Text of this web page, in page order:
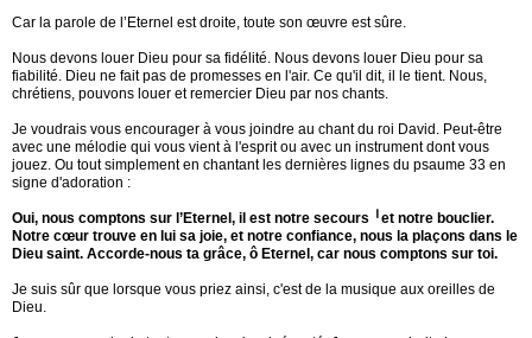
Car la parole de l’Eternel est droite, toute son œuvre est sûre.
Nous devons louer Dieu pour sa fidélité. Nous devons louer Dieu pour sa
fiabilité. Dieu ne fait pas de promesses en l'air. Ce qu'il dit, il le tient. Nous,
chrétiens, pouvons louer et remercier Dieu par nos chants.
Je voudrais vous encourager à vous joindre au chant du roi David. Peut-être
avec une mélodie qui vous vient à l'esprit ou avec un instrument dont vous
jouez. Ou tout simplement en chantant les dernières lignes du psaume 33 en
signe d'adoration :
Oui, nous comptons sur l’Eternel, il est notre secours ╵et notre bouclier.
Notre cœur trouve en lui sa joie, et notre confiance, nous la plaçons dans le
Dieu saint. Accorde-nous ta grâce, ô Eternel, car nous comptons sur toi.
Je suis sûr que lorsque vous priez ainsi, c'est de la musique aux oreilles de
Dieu.